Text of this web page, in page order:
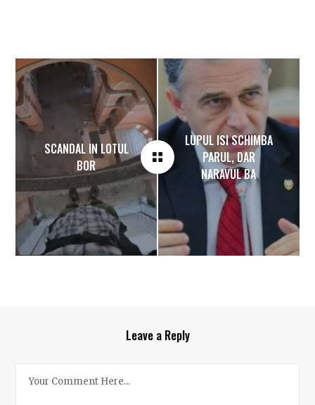
SCANDAL IN LOTUL
BOR
LUPUL ISI SCHIMBA
PARUL, DAR
NARAVUL BA
Leave a Reply